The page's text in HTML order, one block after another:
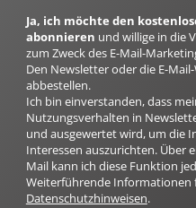
Ja, ich möchte den
abonnieren und willige in die
zum Zweck des E-Mail-
Den Newsletter oder die E-
abbestellen.
Ich bin einverstanden, dass
Nutzungsverhalten in
und ausgewertet wird, um die
Interessen auszurichten. Über
Mail kann ich diese Funktion
Weiterführende Informationen
Datenschutzhinweisen.